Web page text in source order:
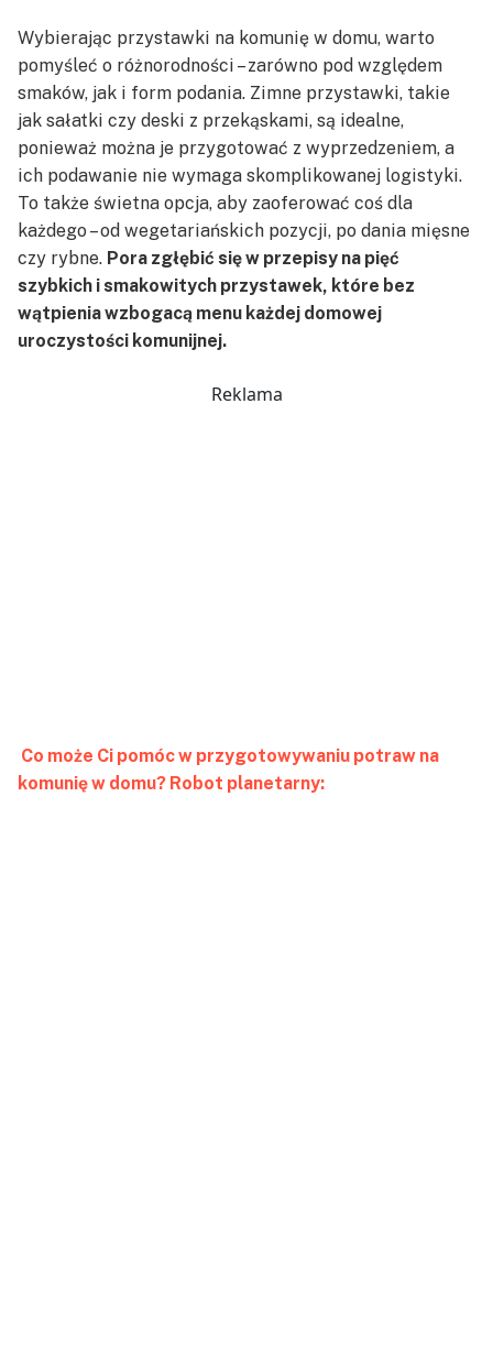
Wybierając przystawki na komunię w domu, warto
pomyśleć o różnorodności – zarówno pod względem
smaków, jak i form podania. Zimne przystawki, takie
jak sałatki czy deski z przekąskami, są idealne,
ponieważ można je przygotować z wyprzedzeniem, a
ich podawanie nie wymaga skomplikowanej logistyki.
To także świetna opcja, aby zaoferować coś dla
każdego – od wegetariańskich pozycji, po dania mięsne
czy rybne. Pora zgłębić się w przepisy na pięć
szybkich i smakowitych przystawek, które bez
wątpienia wzbogacą menu każdej domowej
uroczystości komunijnej.
Reklama
Co może Ci pomóc w przygotowywaniu potraw na
komunię w domu? Robot planetarny: